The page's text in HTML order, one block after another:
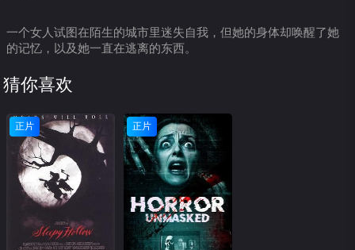
一个女人试图在陌生的城市里迷失自我，但她的身体却唤醒了她
的记忆，以及她一直在逃离的东西。
猜你喜欢
正片 正片